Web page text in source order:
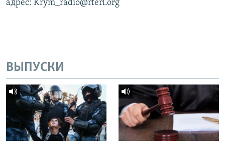
адрес: Krym_radio@rferl.org
ВЫПУСКИ